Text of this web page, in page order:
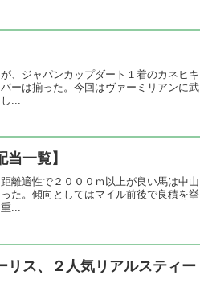
、ジャパンカップダート１着のカネヒキ
ーは揃った。今回はヴァーミリアンに武
...
一覧】
離適性で２０００ｍ以上が良い馬は中山
た。傾向としてはマイル前後で良積を挙
...
リス、２人気リアルスティー